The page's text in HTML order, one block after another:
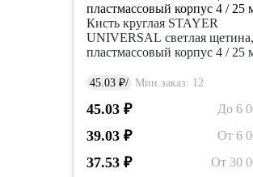
Кисть круглая STAYER
UNIVERSAL светлая щетина,
пластмассовый корпус 4 / 25
45.03 ₽/ Мин.заказ: 12
45.03 ₽ До 6
39.03 ₽ От 6
37.53 ₽ От 30